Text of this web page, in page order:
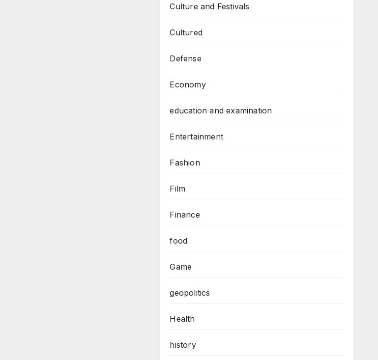
Culture and Festivals
Cultured
Defense
Economy
education and examination
Entertainment
Fashion
Film
Finance
food
Game
geopolitics
Health
history